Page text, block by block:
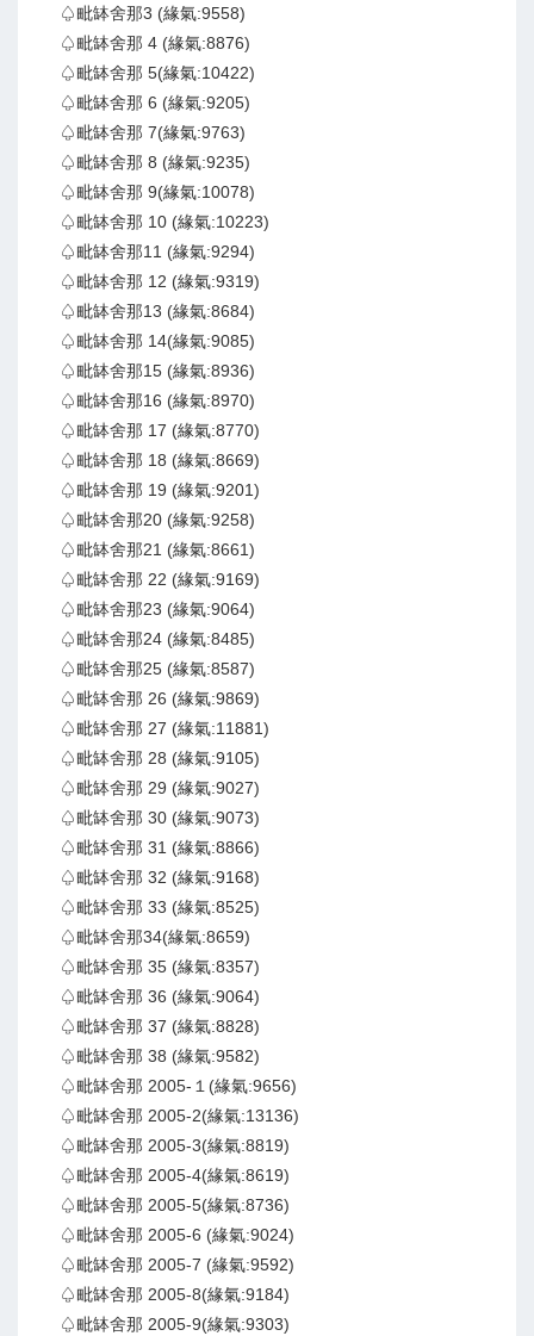
♤毗缽舍那3 (緣氣:9558)
♤毗缽舍那 4 (緣氣:8876)
♤毗缽舍那 5(緣氣:10422)
♤毗缽舍那 6 (緣氣:9205)
♤毗缽舍那 7(緣氣:9763)
♤毗缽舍那 8 (緣氣:9235)
♤毗缽舍那 9(緣氣:10078)
♤毗缽舍那 10 (緣氣:10223)
♤毗缽舍那11 (緣氣:9294)
♤毗缽舍那 12 (緣氣:9319)
♤毗缽舍那13 (緣氣:8684)
♤毗缽舍那 14(緣氣:9085)
♤毗缽舍那15 (緣氣:8936)
♤毗缽舍那16 (緣氣:8970)
♤毗缽舍那 17 (緣氣:8770)
♤毗缽舍那 18 (緣氣:8669)
♤毗缽舍那 19 (緣氣:9201)
♤毗缽舍那20 (緣氣:9258)
♤毗缽舍那21 (緣氣:8661)
♤毗缽舍那 22 (緣氣:9169)
♤毗缽舍那23 (緣氣:9064)
♤毗缽舍那24 (緣氣:8485)
♤毗缽舍那25 (緣氣:8587)
♤毗缽舍那 26 (緣氣:9869)
♤毗缽舍那 27 (緣氣:11881)
♤毗缽舍那 28 (緣氣:9105)
♤毗缽舍那 29 (緣氣:9027)
♤毗缽舍那 30 (緣氣:9073)
♤毗缽舍那 31 (緣氣:8866)
♤毗缽舍那 32 (緣氣:9168)
♤毗缽舍那 33 (緣氣:8525)
♤毗缽舍那34(緣氣:8659)
♤毗缽舍那 35 (緣氣:8357)
♤毗缽舍那 36 (緣氣:9064)
♤毗缽舍那 37 (緣氣:8828)
♤毗缽舍那 38 (緣氣:9582)
♤毗缽舍那 2005-１(緣氣:9656)
♤毗缽舍那 2005-2(緣氣:13136)
♤毗缽舍那 2005-3(緣氣:8819)
♤毗缽舍那 2005-4(緣氣:8619)
♤毗缽舍那 2005-5(緣氣:8736)
♤毗缽舍那 2005-6 (緣氣:9024)
♤毗缽舍那 2005-7 (緣氣:9592)
♤毗缽舍那 2005-8(緣氣:9184)
♤毗缽舍那 2005-9(緣氣:9303)